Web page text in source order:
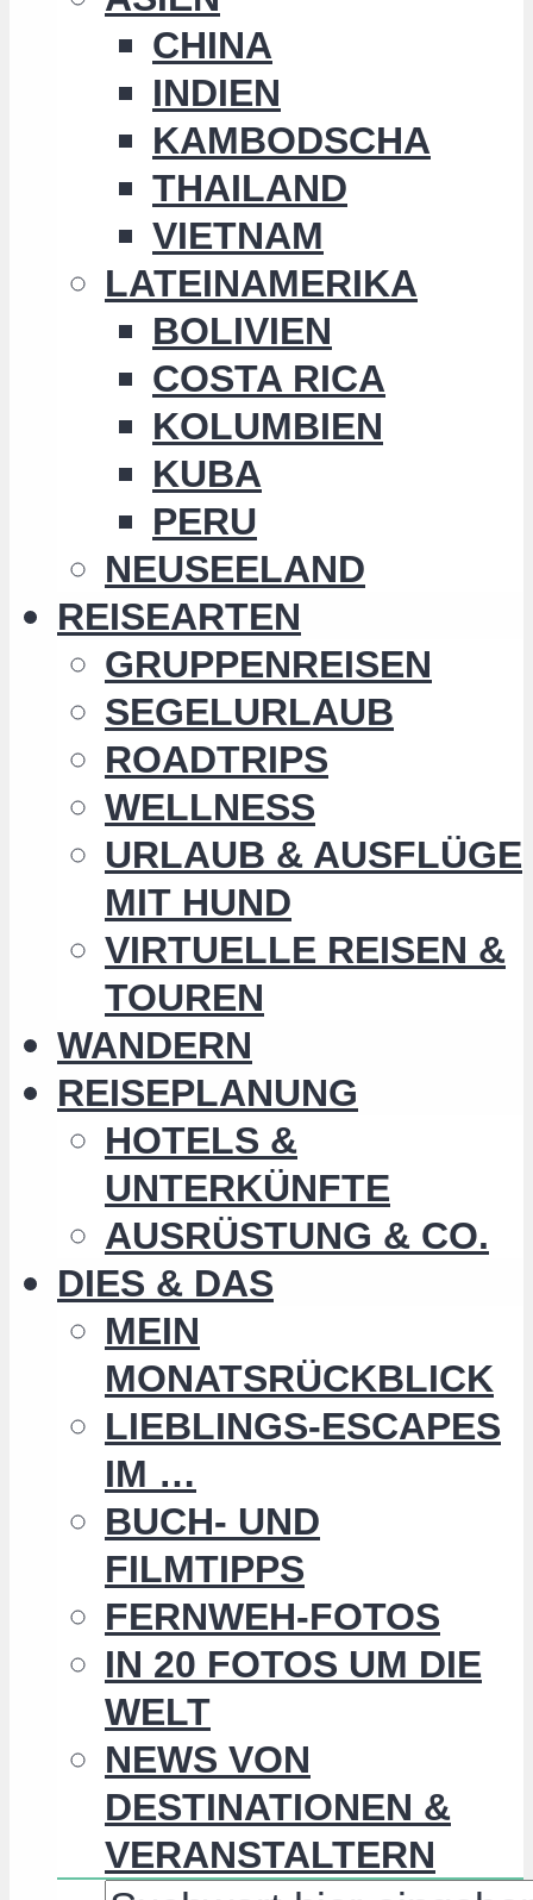
CHINA
INDIEN
KAMBODSCHA
THAILAND
VIETNAM
LATEINAMERIKA
BOLIVIEN
COSTA RICA
KOLUMBIEN
KUBA
PERU
NEUSEELAND
REISEARTEN
GRUPPENREISEN
SEGELURLAUB
ROADTRIPS
WELLNESS
URLAUB & AUSFLÜGE
MIT HUND
VIRTUELLE REISEN &
TOUREN
WANDERN
REISEPLANUNG
HOTELS &
UNTERKÜNFTE
AUSRÜSTUNG & CO.
DIES & DAS
MEIN
MONATSRÜCKBLICK
LIEBLINGS-ESCAPES
IM …
BUCH- UND
FILMTIPPS
FERNWEH-FOTOS
IN 20 FOTOS UM DIE
WELT
NEWS VON
DESTINATIONEN &
VERANSTALTERN